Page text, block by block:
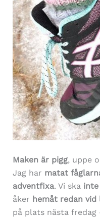
Maken är pigg, uppe
Jag har matat
adventfixa. Vi ska
åker hemåt redan vid
på plats nästa